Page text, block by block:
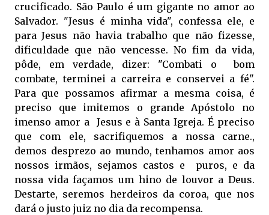
crucificado. São Paulo é um gigante no amor ao
Salvador. "Jesus é minha vida", confessa ele, e
para Jesus não havia trabalho que não fizesse,
dificuldade que não vencesse. No fim da vida,
pôde, em verdade, dizer: "Combati o bom
combate, terminei a carreira e conservei a fé".
Para que possamos afirmar a mesma coisa, é
preciso que imitemos o grande Apóstolo no
imenso amor a Jesus e à Santa Igreja. É preciso
que com ele, sacrifiquemos a nossa carne.,
demos desprezo ao mundo, tenhamos amor aos
nossos irmãos, sejamos castos e puros, e da
nossa vida façamos um hino de louvor a Deus.
Destarte, seremos herdeiros da coroa, que nos
dará o justo juiz no dia da recompensa.